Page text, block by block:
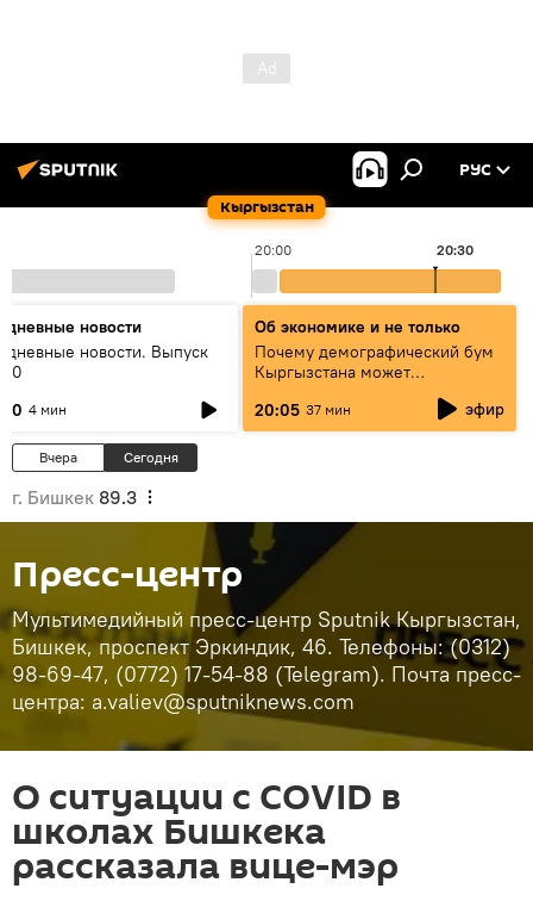
Кыргызстан
РУС
20:00 20:30
новости
новости. Выпуск
4 мин
Об экономике и не только
Почему демографический бум
Кыргызстана может
превратиться в проблему и как
этого избежать
20:05 37 мин эфир
Вчера Сегодня
г. Бишкек 89.3
Пресс-центр
Мультимедийный пресс-центр Sputnik Кыргызстан,
Бишкек, проспект Эркиндик, 46. Телефоны: (0312)
98-69-47, (0772) 17-54-88 (Telegram). Почта пресс-
центра: a.valiev@sputniknews.com
О ситуации с COVID в
школах Бишкека
рассказала вице-мэр